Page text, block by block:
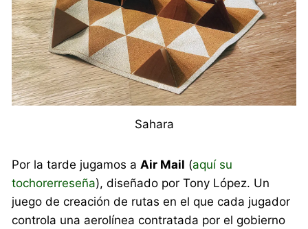
Sahara
Por la tarde jugamos aAir Mail (aquí su
tochorerreseña), diseñado por Tony López. Un
juego de creación de rutas en el que cada jugador
controla una aerolínea contratada por el gobierno